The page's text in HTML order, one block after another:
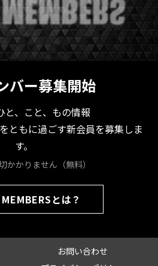
バー募集開始
と、こと、もの情報
をともに過ごす新会員を募集しま
す。
かかりません（無料）
とは？
お問い合わせ